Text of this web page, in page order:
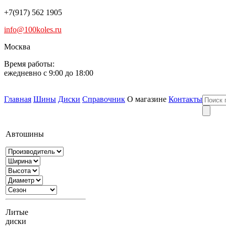
+7(917) 562 1905
info@100koles.ru
Москва
Время работы:
ежедневно с 9:00 до 18:00
Главная Шины Диски Справочник О магазине Контакты
Автошины
Литые
диски